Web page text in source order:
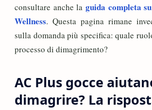
consultare anche la guida completa
Wellness. Questa pagina rimane
sulla domanda più specifica: quale
processo di dimagrimento?
AC Plus gocce
dimagrire? La